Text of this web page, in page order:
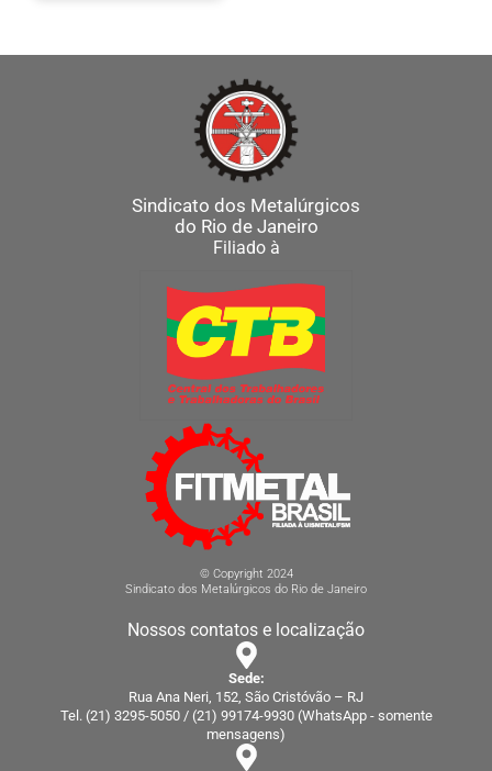
Sindicato dos Metalúrgicos
do Rio de Janeiro
Filiado à
© Copyright 2024
Sindicato dos Metalúrgicos do Rio de Janeiro
Nossos contatos e localização
Sede:
Rua Ana Neri, 152, São Cristóvão – RJ
Tel. (21) 3295-5050 / (21) 99174-9930 (WhatsApp - somente
mensagens)